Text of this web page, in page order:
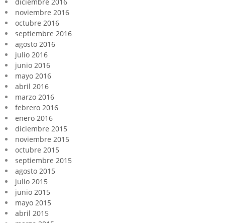
noviembre 2016
octubre 2016
septiembre 2016
agosto 2016
julio 2016
junio 2016
mayo 2016
abril 2016
marzo 2016
febrero 2016
enero 2016
diciembre 2015
noviembre 2015
octubre 2015
septiembre 2015
agosto 2015
julio 2015
junio 2015
mayo 2015
abril 2015